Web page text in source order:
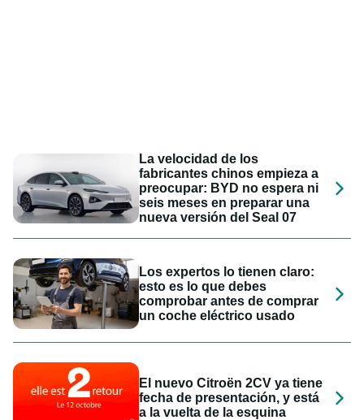
La velocidad de los
fabricantes chinos empieza a
preocupar: BYD no espera ni
seis meses en preparar una
nueva versión del Seal 07
Los expertos lo tienen claro:
esto es lo que debes
comprobar antes de comprar
un coche eléctrico usado
El nuevo Citroën 2CV ya tiene
fecha de presentación, y está
a la vuelta de la esquina